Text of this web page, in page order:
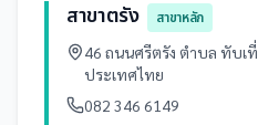
สาขาตรัง
สาขาหลัก
46 ถนนศรีตรัง ตำบล ทับเที่
ประเทศไทย
082 346 6149